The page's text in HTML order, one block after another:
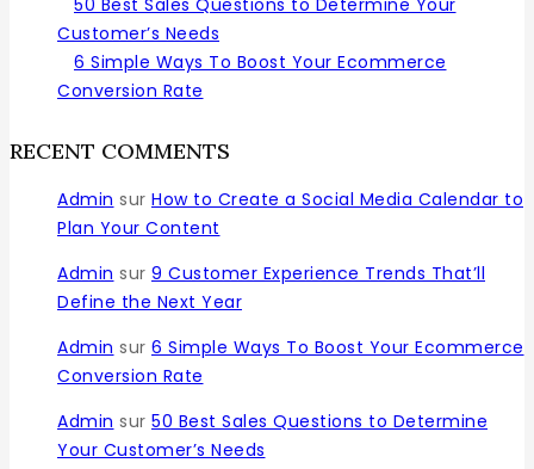
Customer’s Needs
6 Simple Ways To Boost Your Ecommerce
Conversion Rate
RECENT COMMENTS
Admin sur How to Create a Social Media Calendar to
Plan Your Content
Admin sur 9 Customer Experience Trends That’ll
Define the Next Year
Admin sur 6 Simple Ways To Boost Your Ecommerce
Conversion Rate
Admin sur 50 Best Sales Questions to Determine
Your Customer’s Needs